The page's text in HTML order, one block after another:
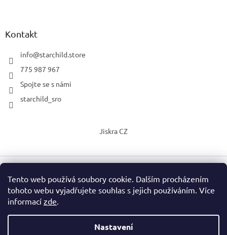
Tento web používá soubory cookie. Dalším procházením
tohoto webu vyjadřujete souhlas s jejich používáním. Více
informací zde.
Nastavení
Kontakt
info@starchild.store
775 987 967
Spojte se s námi
starchild_sro
Jiskra CZ
Vytvořil Shoptet
Upravit nastavení cookies